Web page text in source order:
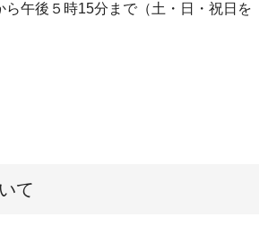
ら午後５時15分まで（⼟・⽇・祝⽇を
て